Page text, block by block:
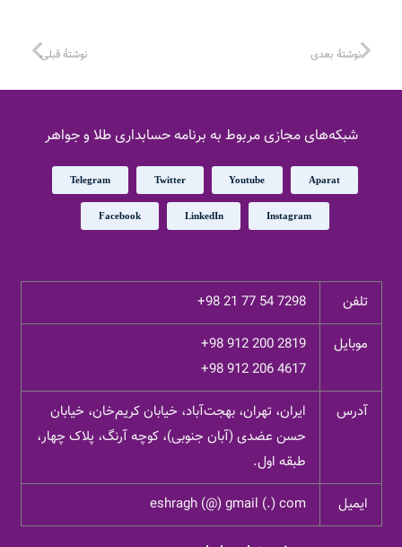
نوشتهٔ قبلی نوشتهٔ بعدی
شبکه‌های مجازی مربوط به برنامه حسابداری طلا و جواهر
Aparat
Youtube
Twitter
Telegram
Instagram
LinkedIn
Facebook
تلفن +98 21 77 54 7298
موبایل
+98 912 200 2819
+98 912 206 4617
آدرس
ایران، تهران، بهجت‌آباد، خیابان کریم‌خان، خیابان
حسن عضدی (آبان جنوبی)، کوچه آرنگ، پلاک چهار،
طبقه اول.
ایمیل eshragh (@) gmail (.) com